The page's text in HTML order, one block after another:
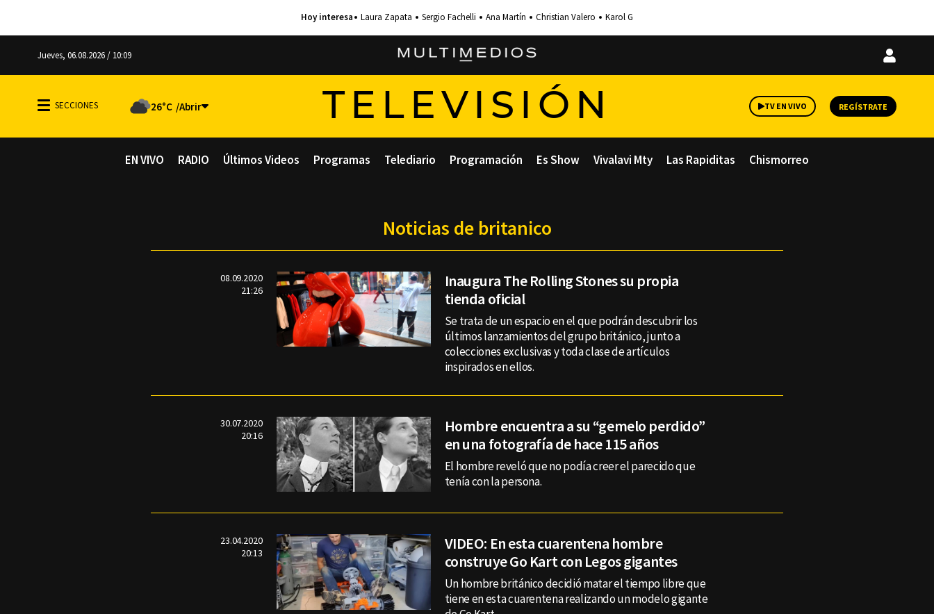
Laura Zapata Sergio Fachelli Ana Martín Christian Valero Karol G
Jueves, 06.08.2026 / 10:09
Iniciar
26°C TELEVISIÓN TV EN VIVO REGÍSTRATE
EN VIVO RADIO Últimos Videos Programas Telediario Programación Es Show Vivalavi Mty Las Rapiditas Chismorreo
Noticias de britanico
08.09.2020
21:26
Inaugura The Rolling Stones su propia
tienda oficial
Se trata de un espacio en el que podrán descubrir los
últimos lanzamientos del grupo británico, junto a
colecciones exclusivas y toda clase de artículos
inspirados en ellos.
30.07.2020
20:16
Hombre encuentra a su “gemelo perdido”
en una fotografía de hace 115 años
El hombre reveló que no podía creer el parecido que
tenía con la persona.
23.04.2020
20:13
VIDEO: En esta cuarentena hombre
construye Go Kart con Legos gigantes
Un hombre británico decidió matar el tiempo libre que
tiene en esta cuarentena realizando un modelo gigante